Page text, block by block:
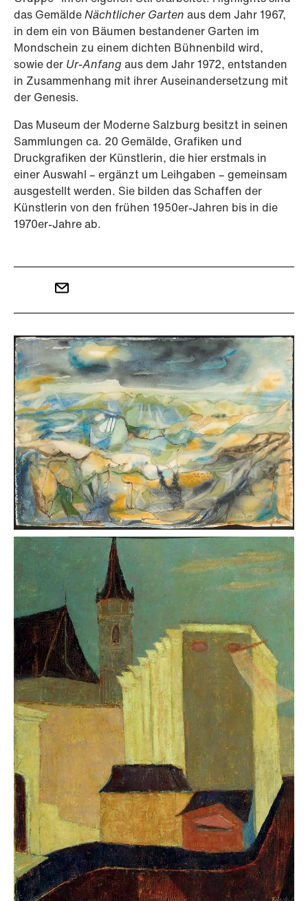
das GemäldeNächtlicher Garten aus dem Jahr 1967,
in dem ein von Bäumen bestandener Garten im
Mondschein zu einem dichten Bühnenbild wird,
sowie der Ur-Anfangaus dem Jahr 1972, entstanden
in Zusammenhang mit ihrer Auseinandersetzung mit
der Genesis.
Das Museum der Moderne Salzburg besitzt in seinen
Sammlungen ca. 20 Gemälde, Grafiken und
Druckgrafiken der Künstlerin, die hier erstmals in
einer Auswahl – ergänzt um Leihgaben – gemeinsam
ausgestellt werden. Sie bilden das Schaffen der
Künstlerin von den frühen 1950er-Jahren bis in die
1970er-Jahre ab.